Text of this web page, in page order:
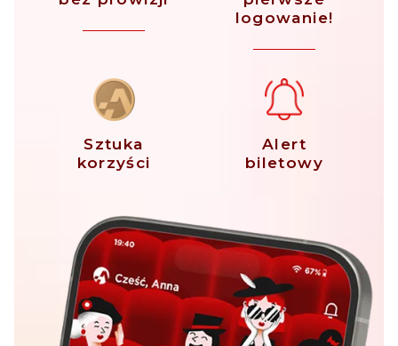
logowanie!
Sztuka
korzyści
Alert
biletowy